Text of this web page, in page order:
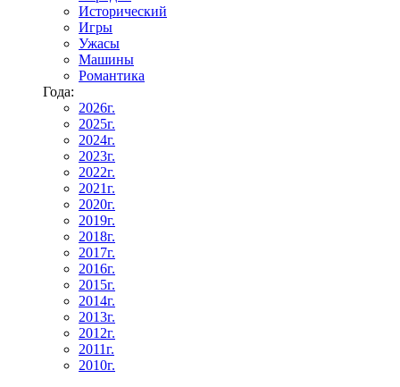
Исторический
Игры
Ужасы
Машины
Романтика
Года:
2026г.
2025г.
2024г.
2023г.
2022г.
2021г.
2020г.
2019г.
2018г.
2017г.
2016г.
2015г.
2014г.
2013г.
2012г.
2011г.
2010г.